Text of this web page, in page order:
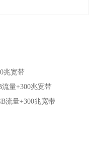
兆宽带
量+300兆宽带
流量+300兆宽带